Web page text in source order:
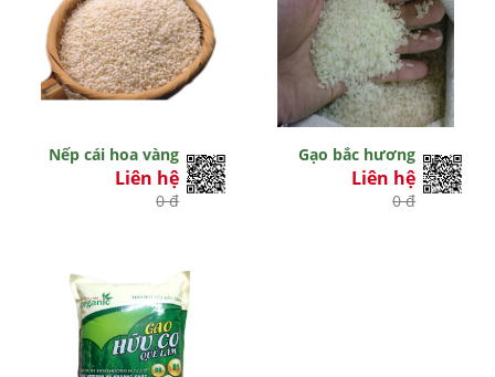
Nếp cái hoa vàng
Liên hệ
0 đ
Gạo bắc hương
Liên hệ
0 đ